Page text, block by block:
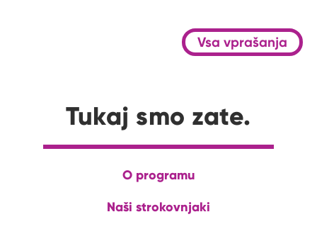
Vsa vprašanja
Tukaj smo zate.
O programu
Naši strokovnjaki